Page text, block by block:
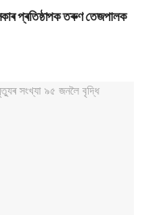
প্ৰতিষ্ঠাপক তৰুণ তেজপালক